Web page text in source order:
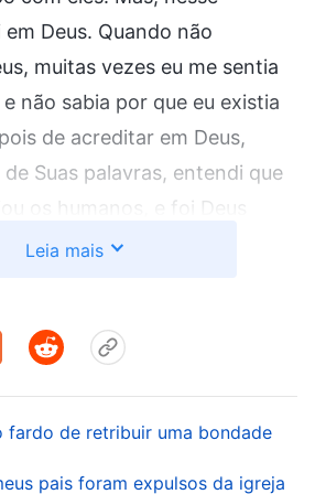
Deus. Quando não
muitas vezes eu me sentia
não sabia por que eu existia
de acreditar em Deus,
Suas palavras, entendi que
os humanos, e foi Deus
fôlego. Eu tenho minha
de tanto amor de
Nesse momento, ganhei
Leia mais
fardo de retribuir uma bondade
pais foram expulsos da igreja